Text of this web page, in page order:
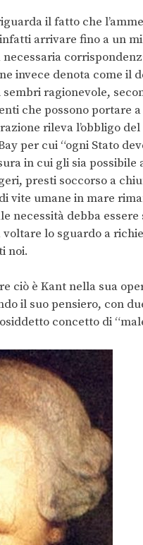
il fatto che
arrivare fino a un
invece denota come
sembri ragionevole,
che possono portare
rileva l’obbligo
per cui “ogni Stato
in cui gli sia
presti soccorso a
vite umane in mare
necessità debba
voltare lo sguardo a
noi.
ciò è Kant nella sua
il suo pensiero, con
concetto di